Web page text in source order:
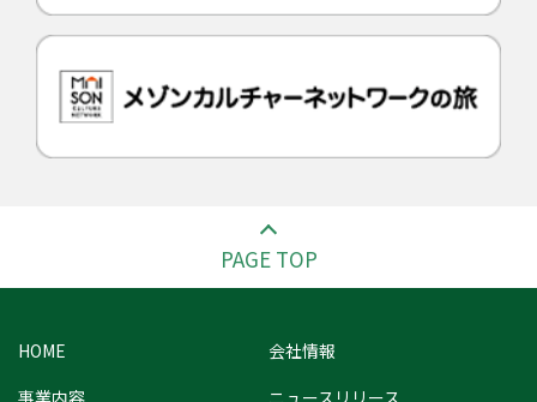
PAGE TOP
HOME
会社情報